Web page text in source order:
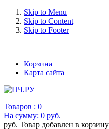
Skip to Menu
Skip to Content
Skip to Footer
Корзина
Карта сайта
Товаров : 0
На сумму: 0 руб.
руб. Товар добавлен в корзину